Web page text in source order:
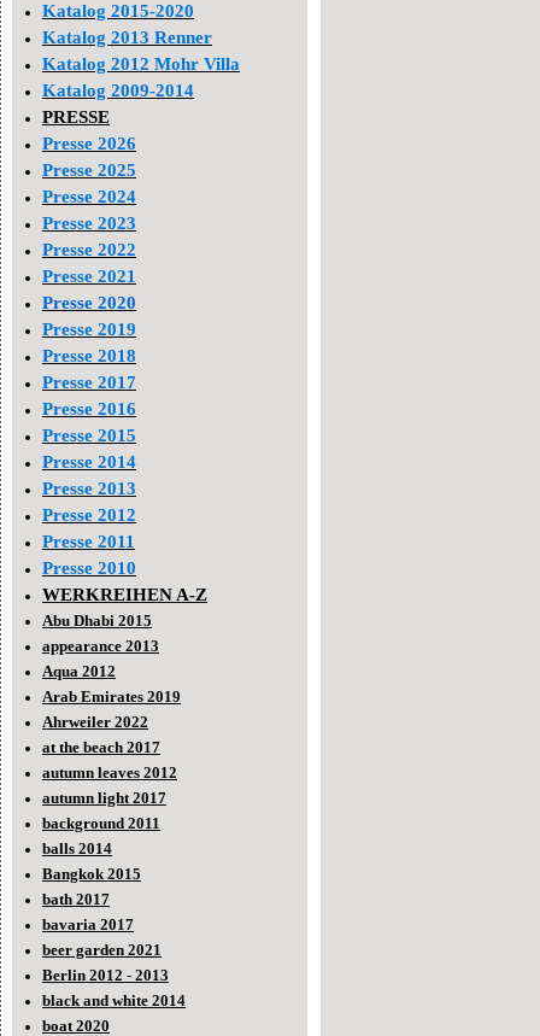
Katalog 2015-2020
Katalog 2013 Renner
Katalog 2012 Mohr Villa
Katalog 2009-2014
PRESSE
Presse 2026
Presse 2025
Presse 2024
Presse 2023
Presse 2022
Presse 2021
Presse 2020
Presse 2019
Presse 2018
Presse 2017
Presse 2016
Presse 2015
Presse 2014
Presse 2013
Presse 2012
Presse 2011
Presse 2010
WERKREIHEN A-Z
Abu Dhabi 2015
appearance 2013
Aqua 2012
Arab Emirates 2019
Ahrweiler 2022
at the beach 2017
autumn leaves 2012
autumn light 2017
background 2011
balls 2014
Bangkok 2015
bath 2017
bavaria 2017
beer garden 2021
Berlin 2012 - 2013
black and white 2014
boat 2020